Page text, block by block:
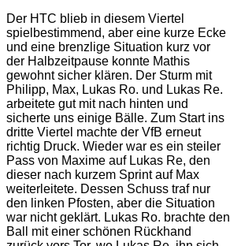
Der HTC blieb in diesem Viertel
spielbestimmend, aber eine kurze Ecke
und eine brenzlige Situation kurz vor
der Halbzeitpause konnte Mathis
gewohnt sicher klären. Der Sturm mit
Philipp, Max, Lukas Ro. und Lukas Re.
arbeitete gut mit nach hinten und
sicherte uns einige Bälle. Zum Start ins
dritte Viertel machte der VfB erneut
richtig Druck. Wieder war es ein steiler
Pass von Maxime auf Lukas Re, den
dieser nach kurzem Sprint auf Max
weiterleitete. Dessen Schuss traf nur
den linken Pfosten, aber die Situation
war nicht geklärt. Lukas Ro. brachte den
Ball mit einer schönen Rückhand